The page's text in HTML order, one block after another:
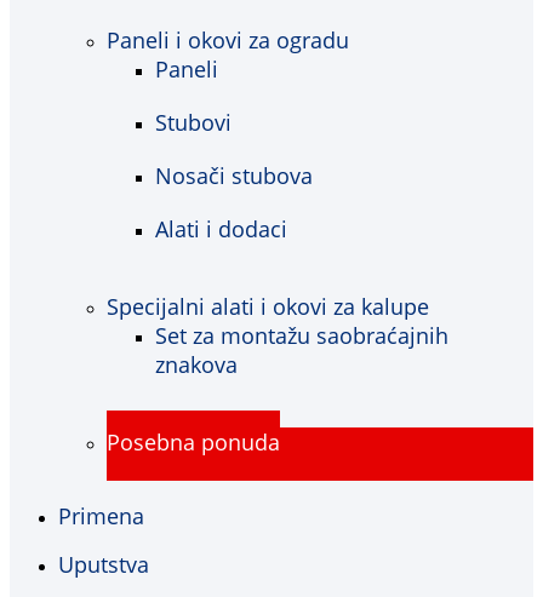
Paneli i okovi za ogradu
Paneli
Stubovi
Nosači stubova
Alati i dodaci
Specijalni alati i okovi za kalupe
Set za montažu saobraćajnih
znakova
Posebna ponuda
Primena
Uputstva